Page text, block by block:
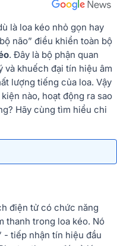
là loa kéo nhỏ gọn hay
não” điều khiển toàn bộ
. Đây là bộ phận quan
và khuếch đại tín hiệu âm
lượng tiếng của loa. Vậy
nào, hoạt động ra sao
Hãy cùng tìm hiểu chi
điện tử có chức năng
thanh trong loa kéo. Nó
- tiếp nhận tín hiệu đầu